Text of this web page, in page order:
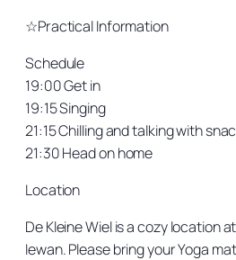
☆Practical Information
Schedule
19:00 Get in
19:15 Singing
21:15 Chilling and talking with
21:30 Head on home
Location
De Kleine Wiel is a cozy location
Iewan. Please bring your Yoga